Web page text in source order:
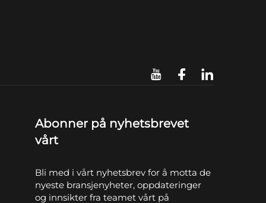
Abonner på nyhetsbrevet
vårt
Bli med i vårt nyhetsbrev for å motta de
nyeste bransjenyheter, oppdateringer
og innsikter fra teamet vårt på